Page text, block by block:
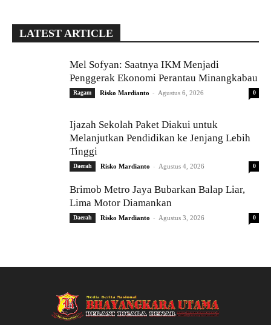
LATEST ARTICLE
Mel Sofyan: Saatnya IKM Menjadi
Penggerak Ekonomi Perantau Minangkabau
Ragam Risko Mardianto - Agustus 6, 2026 0
Ijazah Sekolah Paket Diakui untuk
Melanjutkan Pendidikan ke Jenjang Lebih
Tinggi
Daerah Risko Mardianto - Agustus 4, 2026 0
Brimob Metro Jaya Bubarkan Balap Liar,
Lima Motor Diamankan
Daerah Risko Mardianto - Agustus 3, 2026 0